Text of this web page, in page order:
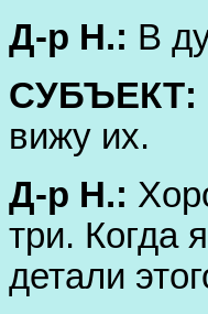
Д-р Н.: В
СУБЪЕКТ:
вижу их.
Д-р Н.:
три. Когда
детали